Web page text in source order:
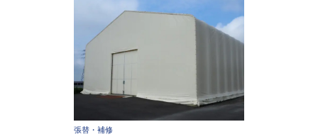
張替・補修